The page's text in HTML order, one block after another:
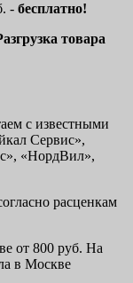
- бесплатно!
товара
с известными
Сервис»,
«НордВил»,
расценкам
от 800 руб. На
в Москве